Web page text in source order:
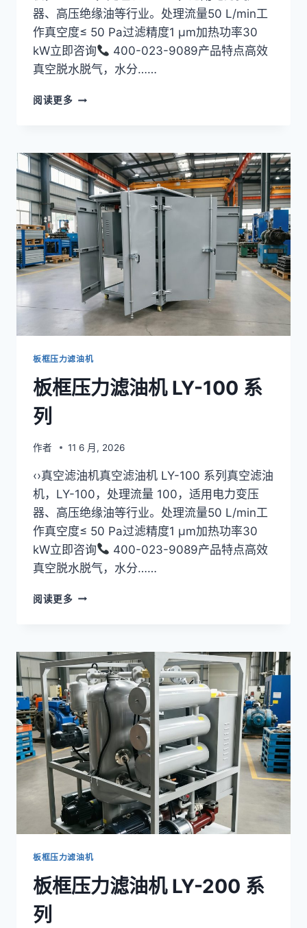
器、高压绝缘油等行业。处理流量50 L/min工
作真空度≤ 50 Pa过滤精度1 μm加热功率30
kW立即咨询
400-023-9089产品特点高效
真空脱水脱气，水分……
阅读更多 板
滤
油
机
LY-
100
系
列
板框压力滤油机
板框压力滤油机 LY-100 系
列
作者 11 6 月, 2026
‹›真空滤油机真空滤油机 LY-100 系列真空滤油
机，LY-100，处理流量 100，适用电力变压
器、高压绝缘油等行业。处理流量50 L/min工
作真空度≤ 50 Pa过滤精度1 μm加热功率30
kW立即咨询
400-023-9089产品特点高效
真空脱水脱气，水分……
阅读更多 板
滤
油
机
LY-
100
系
列
板框压力滤油机
板框压力滤油机 LY-200 系
列